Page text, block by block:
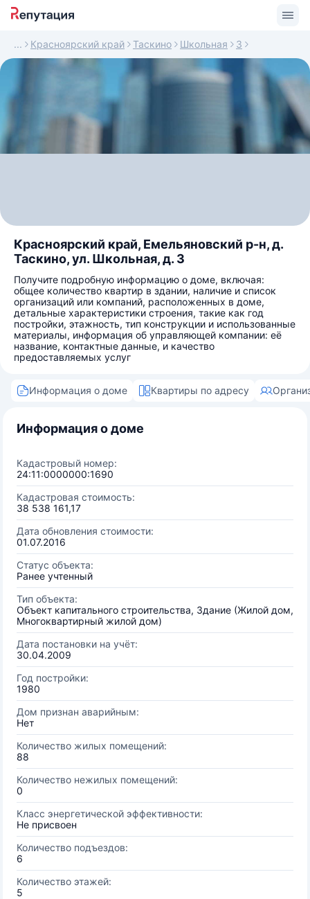
Красноярский край Таскино Школьная 3
Красноярский край, Емельяновский р-н, д.
Таскино, ул. Школьная, д. 3
Получите подробную информацию о доме, включая:
общее количество квартир в здании, наличие и список
организаций или компаний, расположенных в доме,
детальные характеристики строения, такие как год
постройки, этажность, тип конструкции и использованные
материалы, информация об управляющей компании: её
название, контактные данные, и качество
предоставляемых услуг
Информация о доме Квартиры по адресу
Информация о доме
Кадастровый номер:
24:11:0000000:1690
Кадастровая стоимость:
38 538 161,17
Дата обновления стоимости:
01.07.2016
Статус объекта:
Ранее учтенный
Тип объекта:
Объект капитального строительства, Здание (Жилой дом,
Многоквартирный жилой дом)
Дата постановки на учёт:
30.04.2009
Год постройки:
1980
Дом признан аварийным:
Нет
Количество жилых помещений:
88
Количество нежилых помещений:
0
Класс энергетической эффективности:
Не присвоен
Количество подъездов:
6
Количество этажей:
5